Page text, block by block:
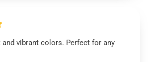
and vibrant colors. Perfect for any